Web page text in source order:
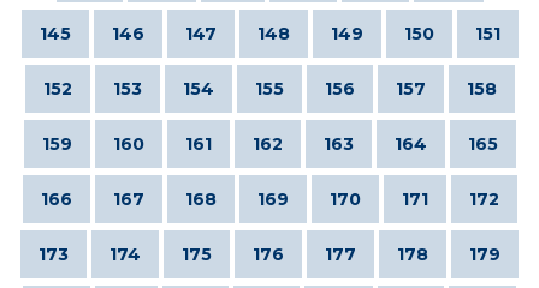
145 146 147 148 149 150 151
152 153 154 155 156 157 158
159 160 161 162 163 164 165
166 167 168 169 170 171 172
173 174 175 176 177 178 179